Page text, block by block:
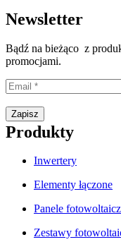
Newsletter
Bądź na bieżąco z
promocjami.
Zapisz
Produkty
Inwertery
Elementy łączone
Panele
Zestawy